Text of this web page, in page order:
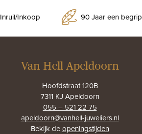
Inruil/Inkoop 90 Jaar een begrip
Van Hell Apeldoorn
Hoofdstraat 120B
7311 KJ Apeldoorn
055 – 521 22 75
apeldoorn@vanhell-juweliers.nl
Bekijk deopeningstijden